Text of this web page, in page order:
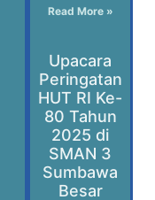
Read More »
Upacara
Peringatan
HUT RI Ke-
80 Tahun
2025 di
SMAN 3
Sumbawa
Besar